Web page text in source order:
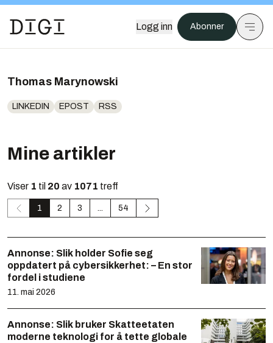
Logg inn Abonner
Thomas Marynowski
LINKEDIN EPOST RSS
Mine artikler
Viser 1 til 20 av 1071 treff
1 2 3 ... 54
Annonse: Slik holder Sofie seg
oppdatert på cybersikkerhet: – En stor
fordel i studiene
11. mai 2026
Annonse: Slik bruker Skatteetaten
moderne teknologi for å tette globale